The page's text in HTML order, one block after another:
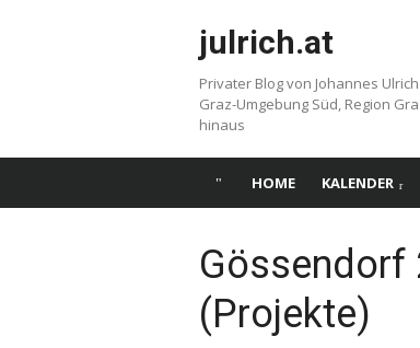
julrich.at
Privater Blog von Johannes
Graz-Umgebung Süd, Region
hinaus
HOME KALENDER
Gössendorf
(Projekte)